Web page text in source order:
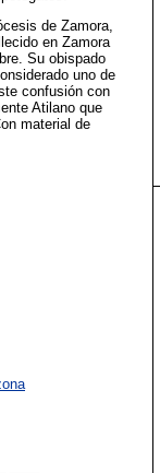
de Zamora,
en Zamora
Su obispado
uno de
confusión con
Atilano que
material de